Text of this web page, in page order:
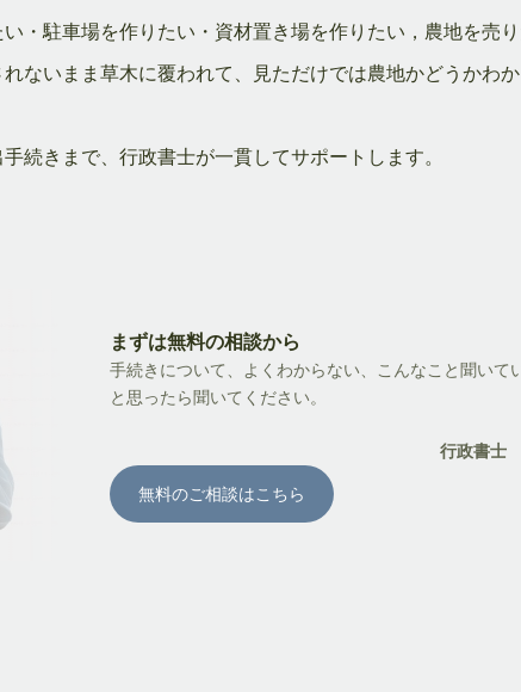
・駐車場を作りたい・資材置き場を作りたい，農地を売
ないまま草木に覆われて、見ただけでは農地かどうかわ
続きまで、行政書士が一貫してサポートします。
まずは無料の相談から
手続きについて、よくわからない、こんなこと聞いて
と思ったら聞いてください。
行政書士
無料のご相談はこちら